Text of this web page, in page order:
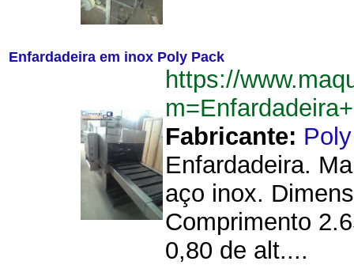
Enfardadeira em inox Poly Pack
https://
Fabricante:
Enfardadeira.
aço inox.
Comprimento
0,80 de alt....